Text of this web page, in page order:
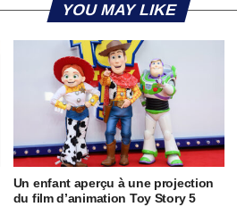
YOU MAY LIKE
Un enfant aperçu à une projection
du film d’animation Toy Story 5